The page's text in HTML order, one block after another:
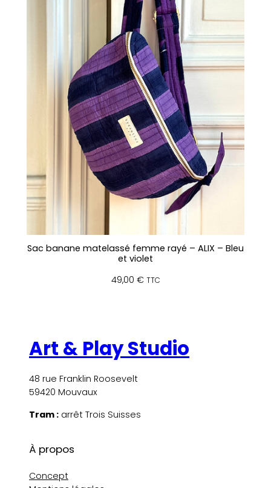
Sac banane matelassé femme rayé – ALIX – Bleu
et violet
49,00 € TTC
Art & Play Studio
48 rue Franklin Roosevelt
59420 Mouvaux
Tram : arrêt Trois Suisses
À propos
Concept